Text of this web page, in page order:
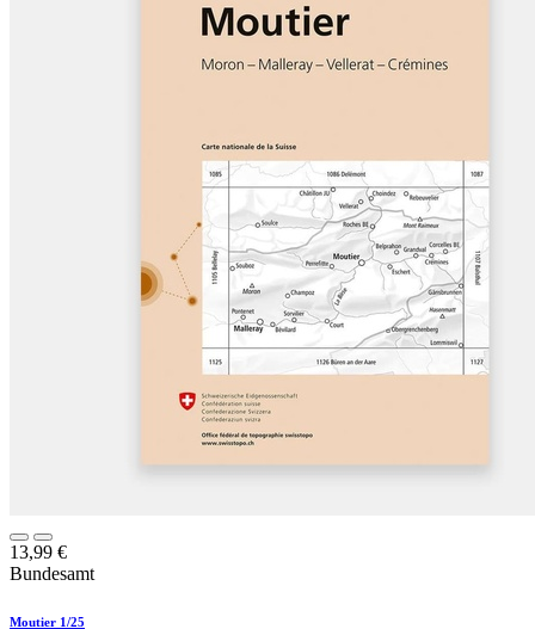
13,99 €
Bundesamt
Moutier 1/25